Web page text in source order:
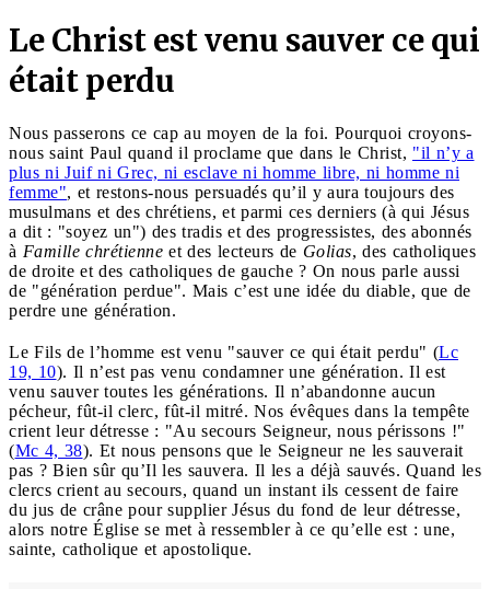
Le Christ est venu sauver ce qui
était perdu
Nous passerons ce cap au moyen de la foi. Pourquoi croyons-
nous saint Paul quand il proclame que dans le Christ, "il n’y a
plus ni Juif ni Grec, ni esclave ni homme libre, ni homme ni
femme", et restons-nous persuadés qu’il y aura toujours des
musulmans et des chrétiens, et parmi ces derniers (à qui Jésus
a dit : "soyez un") des tradis et des progressistes, des abonnés
à Famille chrétienne et des lecteurs de Golias, des catholiques
de droite et des catholiques de gauche ? On nous parle aussi
de "génération perdue". Mais c’est une idée du diable, que de
perdre une génération.
Le Fils de l’homme est venu "sauver ce qui était perdu" (Lc
19, 10). Il n’est pas venu condamner une génération. Il est
venu sauver toutes les générations. Il n’abandonne aucun
pécheur, fût-il clerc, fût-il mitré. Nos évêques dans la tempête
crient leur détresse : "Au secours Seigneur, nous périssons !"
(Mc 4, 38). Et nous pensons que le Seigneur ne les sauverait
pas ? Bien sûr qu’Il les sauvera. Il les a déjà sauvés. Quand les
clercs crient au secours, quand un instant ils cessent de faire
du jus de crâne pour supplier Jésus du fond de leur détresse,
alors notre Église se met à ressembler à ce qu’elle est : une,
sainte, catholique et apostolique.